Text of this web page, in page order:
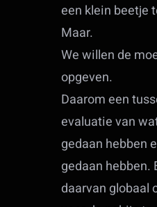
een klein beetje
Maar.
We willen de
opgeven.
Daarom een
evaluatie van
gedaan hebben
gedaan hebben.
daarvan globaal